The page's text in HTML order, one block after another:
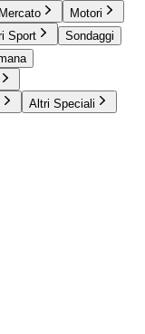
Mercato
Motori
Sport
Sondaggi
Altri Speciali